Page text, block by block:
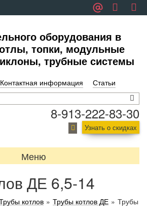
оборудования в
топки, модульные
трубные системы
Контактная информация Статьи
8-913-222-83-30
Узнать о скидках
Меню
ДЕ 6,5-14
котлов » Трубы котлов ДЕ » Трубы